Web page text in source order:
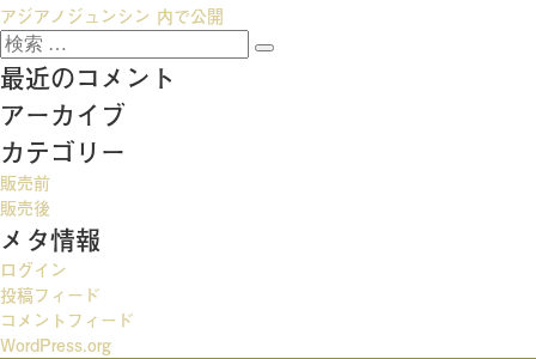
投
稿
ナ
ビ
ゲ
ー
シ
ョ
ン
アジアノジュンシン 内で公開
検
索:
検
最近のコメント
アーカイブ
カテゴリー
販売前
販売後
メタ情報
ログイン
投稿フィード
コメントフィード
WordPress.org